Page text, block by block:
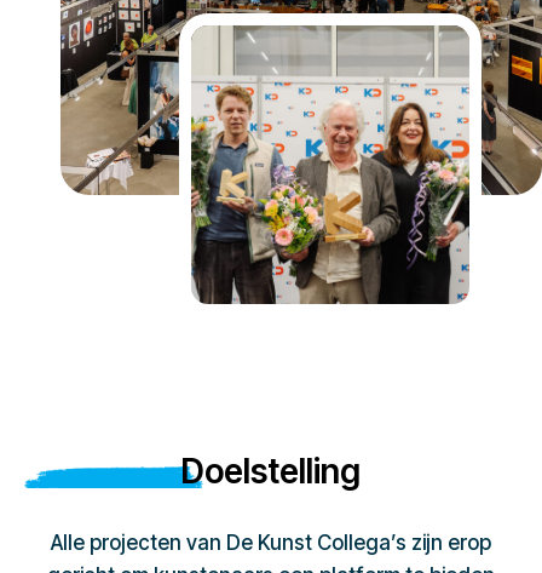
Doelstelling
Alle projecten van De Kunst Collega’s zijn erop